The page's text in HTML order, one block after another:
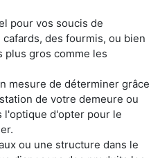
pour vos soucis de
des fourmis, ou bien
plus gros comme les
mesure de déterminer grâce
de votre demeure ou
l'optique d'opter pour le
ou une structure dans le